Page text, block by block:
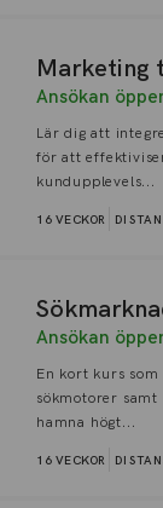
Marketing
Ansökan
Lär dig att
för att
kundupplevels...
16 VECKOR
Ansökan
En kort kurs
sökmotorer
hamna högt...
16 VECKOR